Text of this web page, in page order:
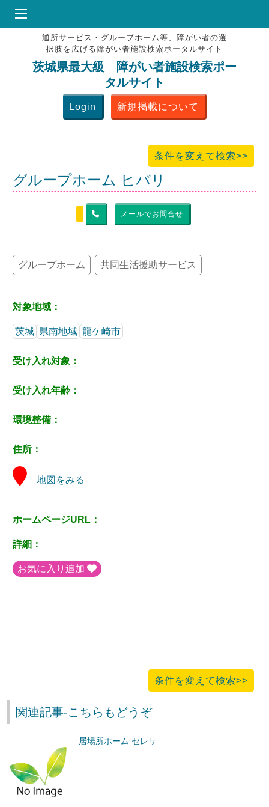
HOME
♥お気にりブックマーク
掲載会員MENU
よくある質問
通所サービス・グループホーム等、障がい者の選
択肢を広げる障がい者施設検索ポータルサイト
茨城県最大級 障がい者施設検索ポー
タルサイト
Login 新規掲載について
条件を変えて検索>>
グループホーム ヒバリ
メールでお問合せ
グループホーム 共同生活援助サービス
対象地域：
茨城 県南地域 龍ケ崎市
受け入れ対象：
受け入れ年齢：
環境整備：
住所：
地図をみる
ホームページURL：
詳細：
お気に入り追加
条件を変えて検索>>
関連記事-こちらもどうぞ
居場所ホーム セレサ